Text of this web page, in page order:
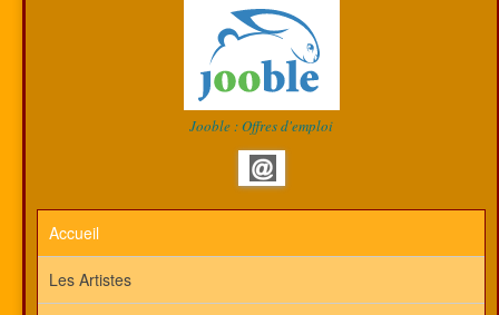
Jooble : Offres d'emploi
Accueil
Les Artistes